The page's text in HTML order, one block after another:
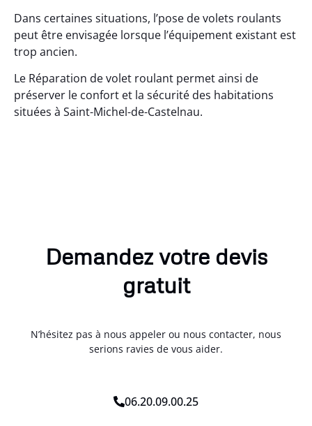
Dans certaines situations, l’pose de volets roulants
peut être envisagée lorsque l’équipement existant est
trop ancien.
Le Réparation de volet roulant permet ainsi de
préserver le confort et la sécurité des habitations
situées à Saint-Michel-de-Castelnau.
Demandez votre devis
gratuit
N’hésitez pas à nous appeler ou nous contacter, nous
serions ravies de vous aider.
06.20.09.00.25